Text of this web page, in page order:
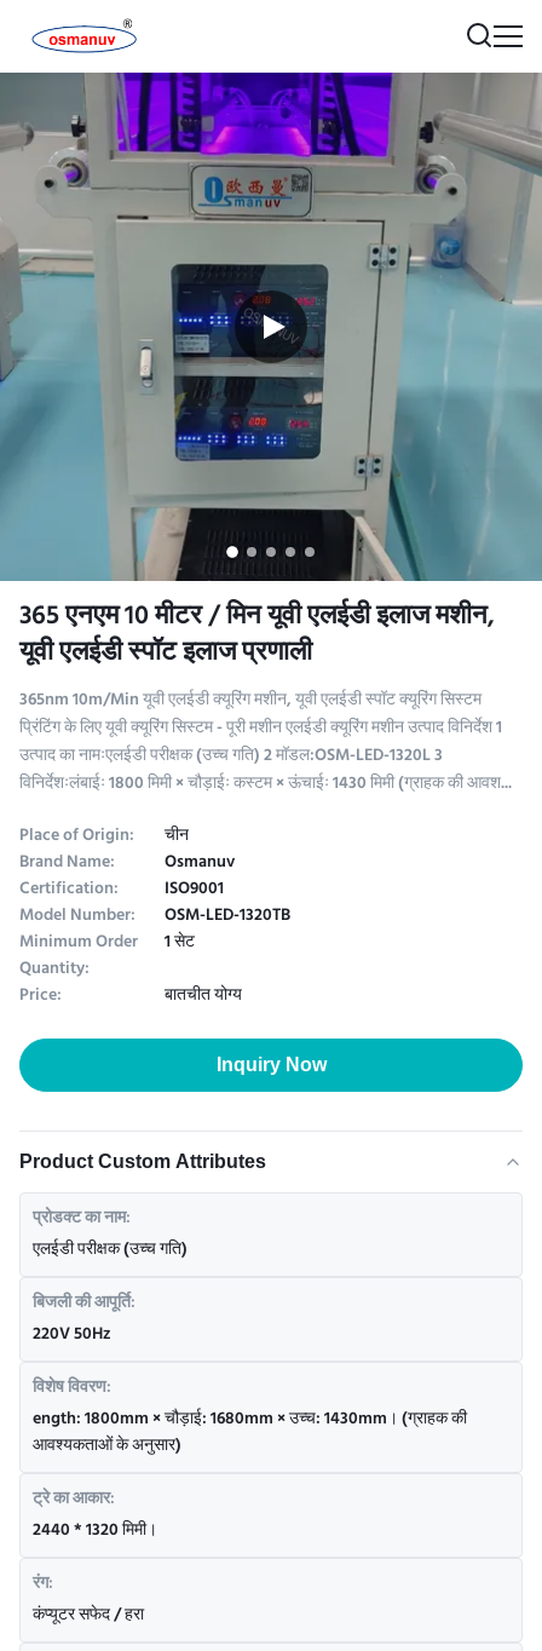
365 एनएम 10 मीटर / मिन यूवी एलईडी इलाज मशीन,
यूवी एलईडी स्पॉट इलाज प्रणाली
365nm 10m/Min यूवी एलईडी क्यूरिंग मशीन, यूवी एलईडी स्पॉट क्यूरिंग सिस्टम
प्रिंटिंग के लिए यूवी क्यूरिंग सिस्टम - पूरी मशीन एलईडी क्यूरिंग मशीन उत्पाद विनिर्देश 1
उत्पाद का नामःएलईडी परीक्षक (उच्च गति) 2 मॉडल:OSM-LED-1320L 3
विनिर्देशःलंबाईः 1800 मिमी × चौड़ाईः कस्टम × ऊंचाईः 1430 मिमी (ग्राहक की आवश...
Place of Origin:
चीन
Brand Name: Osmanuv
Certification: ISO9001
Model Number: OSM-LED-1320TB
Minimum Order
Quantity:
1 सेट
Price:
बातचीत योग्य
Inquiry Now
Product Custom Attributes
प्रोडक्ट का नाम:
एलईडी परीक्षक (उच्च गति)
बिजली की आपूर्ति:
220V 50Hz
विशेष विवरण:
ength: 1800mm × चौड़ाई: 1680mm × उच्च: 1430mm। (ग्राहक की
आवश्यकताओं के अनुसार)
ट्रे का आकार:
2440 * 1320 मिमी।
रंग:
कंप्यूटर सफेद / हरा